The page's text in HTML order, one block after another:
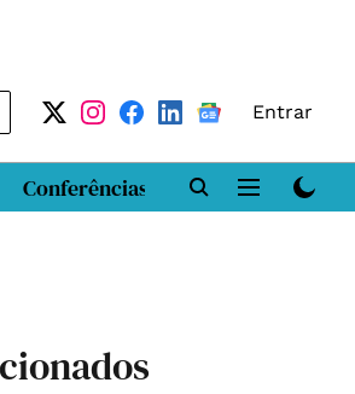
Entrar
Conferências DN LAB